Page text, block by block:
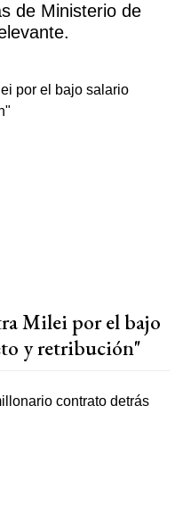
de Ministerio de
Milei por el bajo
y retribución"